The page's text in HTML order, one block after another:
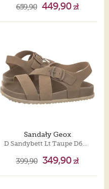
659,90 449,90zł
Sandały Geox
D Sandybett Lt Taupe D658RB 00022 C6738
399,90 349,90zł